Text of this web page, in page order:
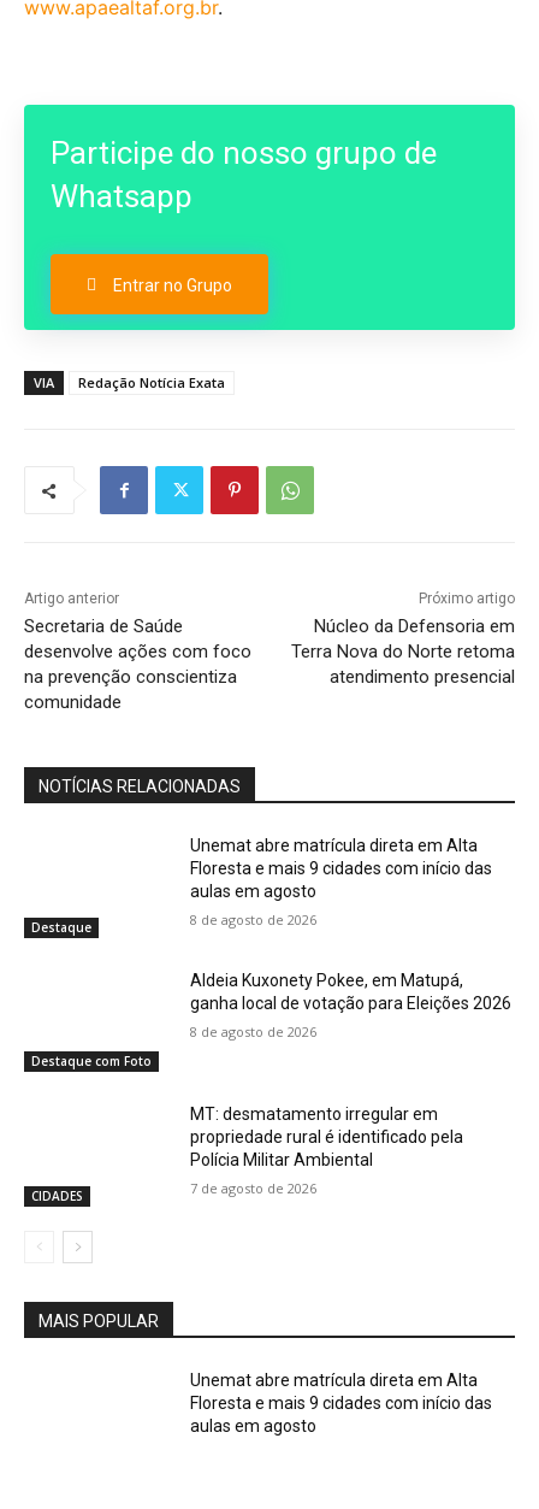
www.apaealtaf.org.br.
Participe do nosso grupo de
Whatsapp
Entrar no Grupo
VIA Redação Notícia Exata
Artigo anterior
Secretaria de Saúde
desenvolve ações com foco
na prevenção conscientiza
comunidade
Próximo artigo
Núcleo da Defensoria em
Terra Nova do Norte retoma
atendimento presencial
NOTÍCIAS RELACIONADAS
Destaque
Unemat abre matrícula direta em Alta
Floresta e mais 9 cidades com início das
aulas em agosto
8 de agosto de 2026
Destaque com Foto
Aldeia Kuxonety Pokee, em Matupá,
ganha local de votação para Eleições 2026
8 de agosto de 2026
CIDADES
MT: desmatamento irregular em
propriedade rural é identificado pela
Polícia Militar Ambiental
7 de agosto de 2026
MAIS POPULAR
Unemat abre matrícula direta em Alta
Floresta e mais 9 cidades com início das
aulas em agosto